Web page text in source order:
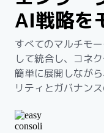
AI戦略を
すべてのマルチモ
して統合し、コネ
簡単に展開しなが
リティとガバナン